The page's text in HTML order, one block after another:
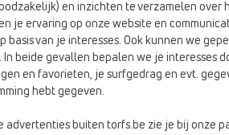
en inzichten te verzamelen over
je ervaring op onze website en
basis van je interesses. Ook kunnen we
beide gevallen bepalen we je interesses
en favorieten, je surfgedrag en evt.
hebt gegeven.
advertenties buiten torfs.be zie je bij onze